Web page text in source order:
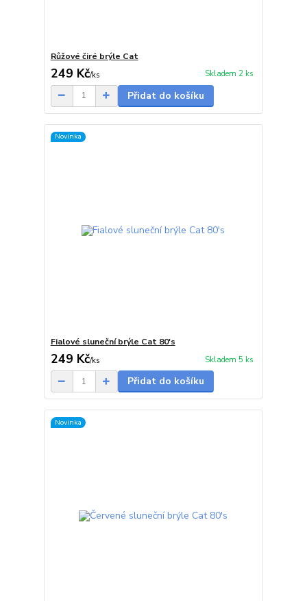
Růžové čiré brýle Cat
249 Kč/ks Skladem 2 ks
Přidat do košíku
Novinka
Fialové sluneční brýle Cat 80's
249 Kč/ks Skladem 5 ks
Přidat do košíku
Novinka